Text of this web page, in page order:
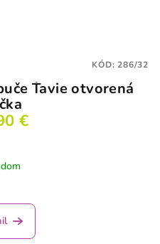
Ťavie otvorená
€
hodnotenie
produktu
KÓD:286/32